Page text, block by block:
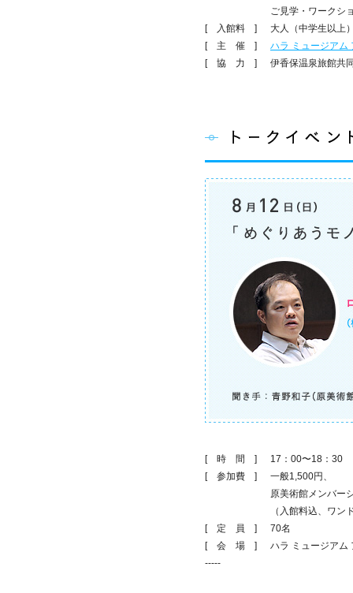
[ 入館料 ]
ご見学・ワークシ
大人（中学生以
[ 主 催 ]
ハラ ミュージアム
[ 協 力 ]
伊香保温泉旅館共
[ 時 間 ]
17：00〜18：30
[ 参加費 ]
一般1,500円、
原美術館メンバー
（入館料込、ワン
[ 定 員 ]
70名
[ 会 場 ]
ハラ ミュージアム
-----